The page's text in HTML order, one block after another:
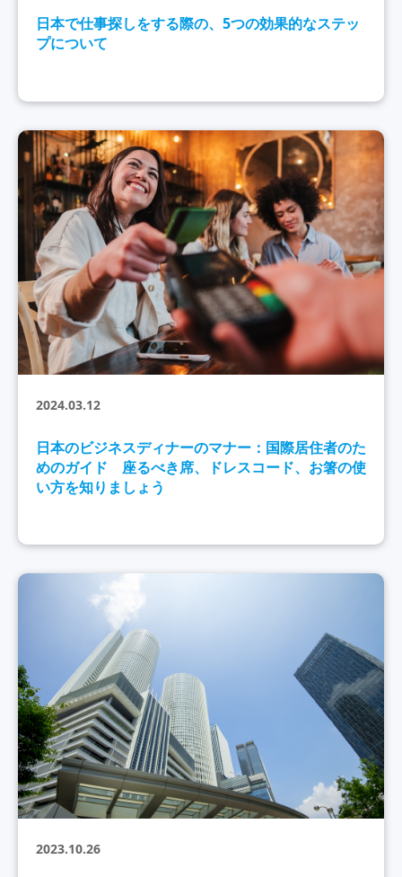
日本で仕事探しをする際の、5つの効果的なステッ
プについて
2024.03.12
日本のビジネスディナーのマナー：国際居住者のた
めのガイド 座るべき席、ドレスコード、お箸の使
い方を知りましょう
2023.10.26